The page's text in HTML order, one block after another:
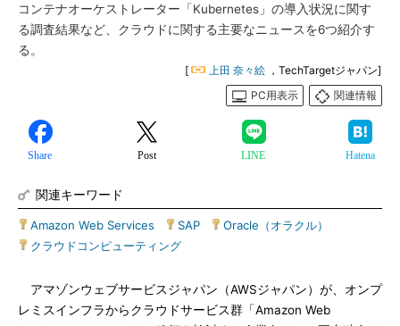
コンテナオーケストレーター「Kubernetes」の導入状況に関す
る調査結果など、クラウドに関する主要なニュースを6つ紹介す
る。
[ 上田 奈々絵 ，TechTargetジャパン]
PC用表示
関連情報
Share Post LINE Hatena
関連キーワード
Amazon Web Services SAP Oracle（オラクル）
クラウドコンピューティング
アマゾンウェブサービスジャパン（AWSジャパン）が、オンプ
レミスインフラからクラウドサービス群「Amazon Web